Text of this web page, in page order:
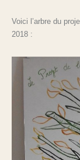
Voici l’arbre du
2018 :